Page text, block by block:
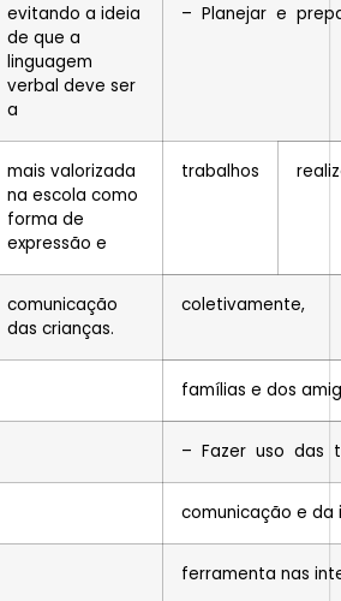
evitando a ideia
de que a
linguagem
verbal deve ser
a
– Planejar e
mais valorizada
na escola como
forma de
expressão e
trabalhos
comunicação
das crianças.
coletivamente,
famílias e dos
– Fazer uso das
comunicação e
ferramenta nas